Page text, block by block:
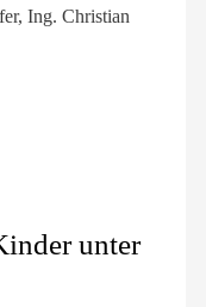
Ing. Christian